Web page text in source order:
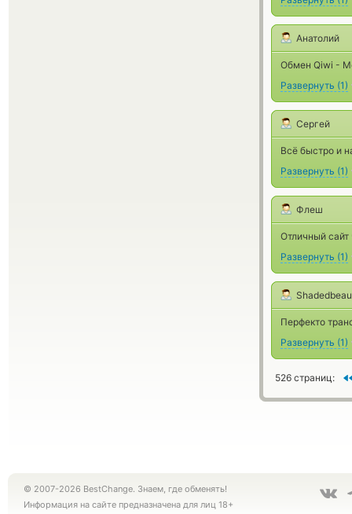
Анатолий
Обмен Qiwi -
Развернуть (1)
Сергей
Всё быстро и
Развернуть (1)
Флеш
Отличный
Развернуть (1)
Перфекто
Развернуть (1)
526 страниц:
© 2007-2026 BestChange. Знаем, где обменять!
Информация на сайте предназначена для лиц 18+